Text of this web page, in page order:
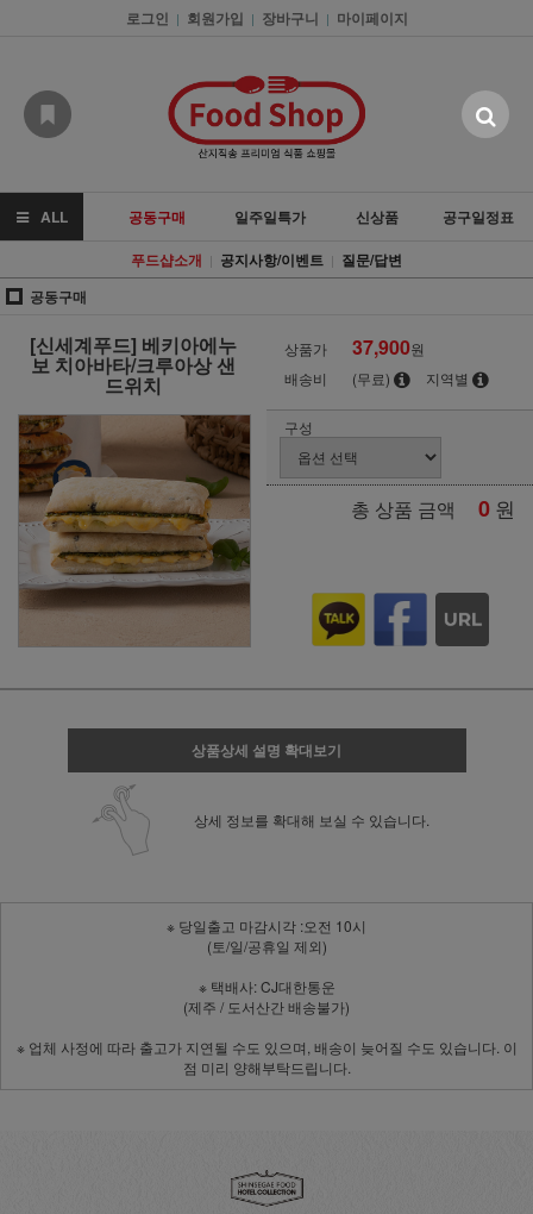
로그인 | 회원가입 | 장바구니 | 마이페이지
ALL 공동구매 일주일특가 신상품
공구일정표
푸드샵소개 | 공지사항/이벤트 | 질문/답변
공동구매
[신세계푸드] 베키아에누
보 치아바타/크루아상 샌
드위치
상품가 37,900원
배송비
(무료) 지역별
구성
총 상품 금액 0 원
상품상세 설명 확대보기
상세 정보를 확대해 보실 수 있습니다.
※ 당일출고 마감시각 :오전 10시
(토/일/공휴일 제외)
※ 택배사: CJ대한통운
(제주 / 도서산간 배송불가)
※ 업체 사정에 따라 출고가 지연될 수도 있으며, 배송이 늦어질 수도 있습니다. 이
점 미리 양해부탁드립니다.